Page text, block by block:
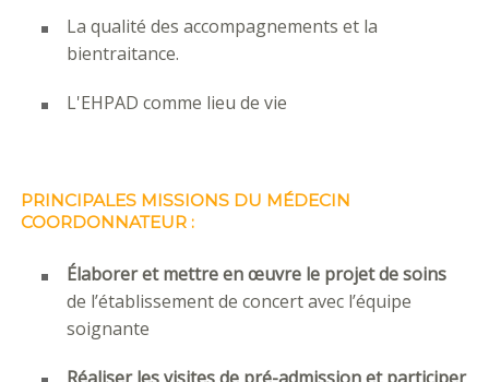
La qualité des accompagnements et la
bientraitance.
L'EHPAD comme lieu de vie
PRINCIPALES MISSIONS DU MÉDECIN
COORDONNATEUR :
Élaborer et mettre en œuvre le projet de soins
de l’établissement de concert avec l’équipe
soignante